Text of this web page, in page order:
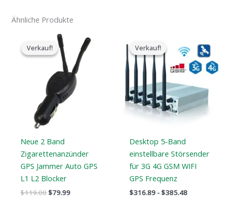
Ähnliche Produkte
Verkauf!
Verkauf!
Neue 2 Band
Zigarettenanzünder
GPS Jammer Auto GPS
L1 L2 Blocker
$119.00
Der
ursprüngliche
Preis
war:
$119.00.
$79.99
aktuelle
Preis
ist:
$79.99.
Verkauf!
Verkauf!
Desktop 5-Band
einstellbare Störsender
für 3G 4G GSM WIFI
GPS Frequenz
$316.89 -$385.48
$316.89
bis
$385.48